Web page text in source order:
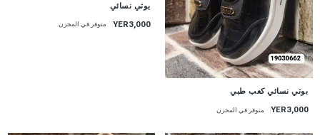
بوتي نسائي كعب طبي
YER3,000 متوفر في المخزن
بوتي نسائي
YER3,000 متوفر في المخزن